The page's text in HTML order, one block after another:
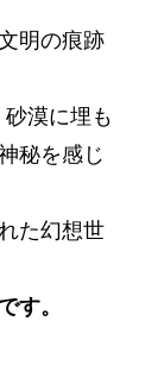
明の痕跡
漠に埋も
秘を感じ
た幻想世
す。